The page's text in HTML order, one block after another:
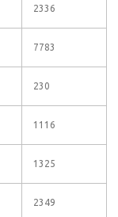
2336
7783
230
1116
1325
2349